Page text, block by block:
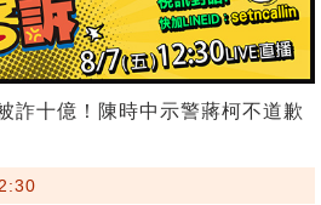
詐十億！陳時中示警蔣柯不道歉